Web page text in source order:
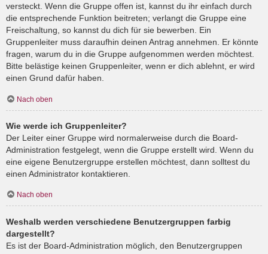
versteckt. Wenn die Gruppe offen ist, kannst du ihr einfach durch
die entsprechende Funktion beitreten; verlangt die Gruppe eine
Freischaltung, so kannst du dich für sie bewerben. Ein
Gruppenleiter muss daraufhin deinen Antrag annehmen. Er könnte
fragen, warum du in die Gruppe aufgenommen werden möchtest.
Bitte belästige keinen Gruppenleiter, wenn er dich ablehnt, er wird
einen Grund dafür haben.
Nach oben
Wie werde ich Gruppenleiter?
Der Leiter einer Gruppe wird normalerweise durch die Board-
Administration festgelegt, wenn die Gruppe erstellt wird. Wenn du
eine eigene Benutzergruppe erstellen möchtest, dann solltest du
einen Administrator kontaktieren.
Nach oben
Weshalb werden verschiedene Benutzergruppen farbig
dargestellt?
Es ist der Board-Administration möglich, den Benutzergruppen